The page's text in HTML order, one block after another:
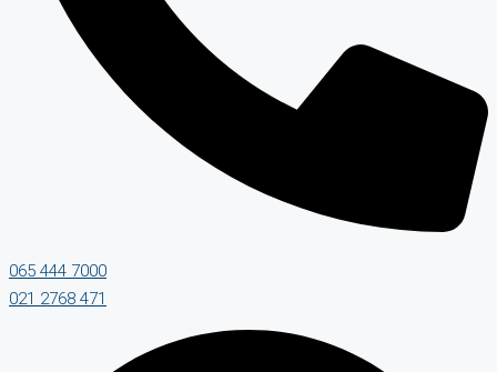
065 444 7000
021 2768 471